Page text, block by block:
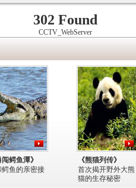
302 Found
CCTV_WebServer
闯鳄鱼潭》
鳄鱼的亲密接
《熊猫列传》
首次揭开野外大熊
猫的生存秘密